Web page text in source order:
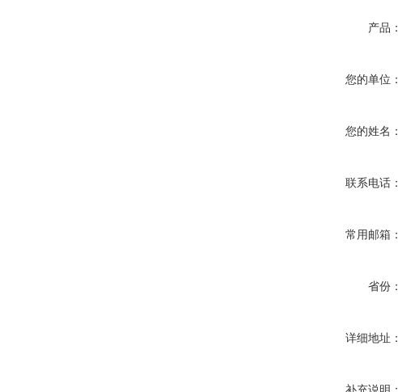
产品：
您的单位：
您的姓名：
联系电话：
常用邮箱：
省份：
详细地址：